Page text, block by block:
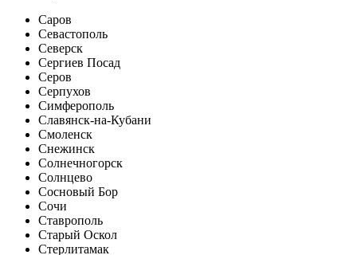
Саров
Севастополь
Северск
Сергиев Посад
Серов
Серпухов
Симферополь
Славянск-на-Кубани
Смоленск
Снежинск
Солнечногорск
Солнцево
Сосновый Бор
Сочи
Ставрополь
Старый Оскол
Стерлитамак